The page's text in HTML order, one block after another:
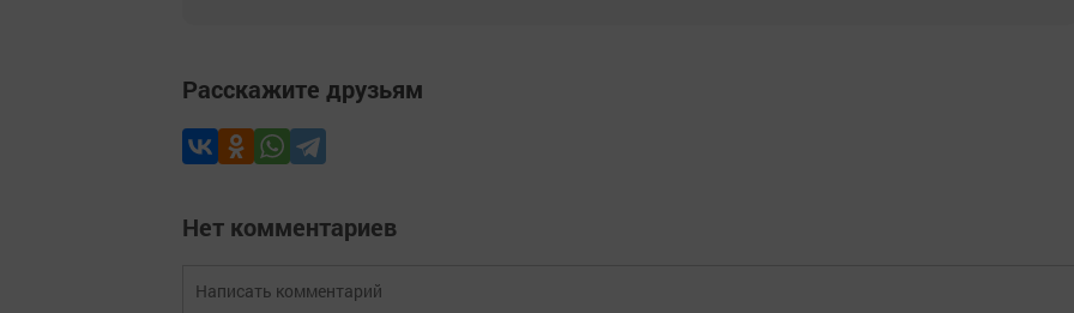
Расскажите друзьям
Нет комментариев